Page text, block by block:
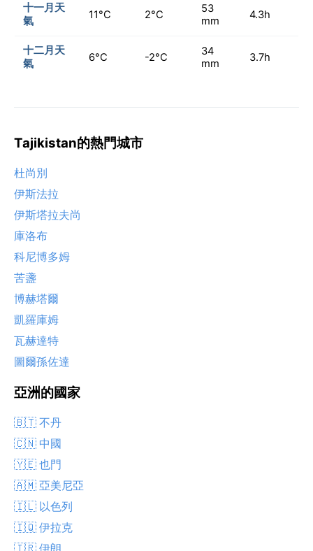
十一月天
氣
11°C 2°C
53
mm
4.3h
十二月天
氣
6°C -2°C
34
mm
3.7h
Tajikistan的熱門城市
杜尚別
伊斯法拉
伊斯塔拉夫尚
庫洛布
科尼博多姆
苦盞
博赫塔爾
凱羅庫姆
瓦赫達特
圖爾孫佐達
亞洲的國家
🇧🇹 不丹
🇨🇳 中國
🇾🇪 也門
🇦🇲 亞美尼亞
🇮🇱 以色列
🇮🇶 伊拉克
🇮🇷 伊朗